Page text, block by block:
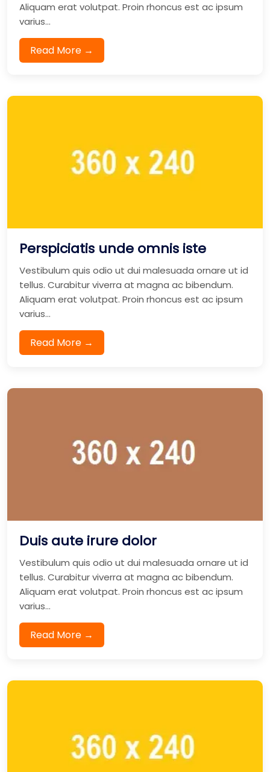
Aliquam erat volutpat. Proin rhoncus est ac ipsum
varius...
Read More →
Perspiciatis unde omnis iste
Vestibulum quis odio ut dui malesuada ornare ut id
tellus. Curabitur viverra at magna ac bibendum.
Aliquam erat volutpat. Proin rhoncus est ac ipsum
varius...
Read More →
Duis aute irure dolor
Vestibulum quis odio ut dui malesuada ornare ut id
tellus. Curabitur viverra at magna ac bibendum.
Aliquam erat volutpat. Proin rhoncus est ac ipsum
varius...
Read More →